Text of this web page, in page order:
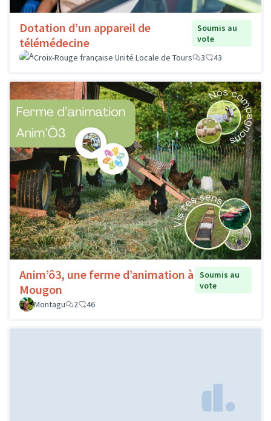
Dotation d’un appareil de
télémédecine
Soumis au
vote
Croix-Rouge française Unité Locale de Tours
3 43
Anim’ô3, une ferme d’animation à
Mougon
Soumis au
vote
Montagu
2 46